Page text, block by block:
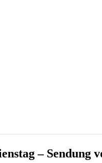
– Sendung